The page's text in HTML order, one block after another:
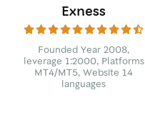
Exness
Founded Year 2008,
leverage 1:2000, Platforms
MT4/MT5, Website 14
languages